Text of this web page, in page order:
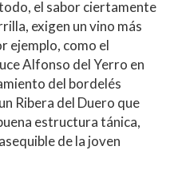
el sabor ciertamente
exigen un vino más
ejemplo, como el
Alfonso del Yerro en
del bordelés
Ribera del Duero que
estructura tánica,
de la joven